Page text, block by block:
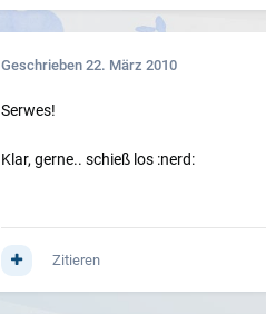
Geschrieben 22. März 2010
Serwes!
Klar, gerne.. schieß los :nerd:
Zitieren